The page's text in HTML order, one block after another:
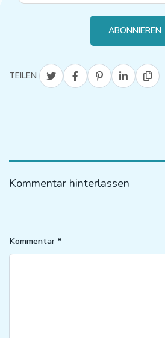
ABONNIEREN
TEILEN
Kommentar hinterlassen
Kommentar *